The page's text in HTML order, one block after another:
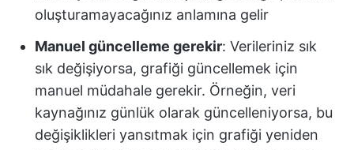
oluşturamayacağınız anlamına gelir
Manuel güncelleme gerekir: Verileriniz sık
sık değişiyorsa, grafiği güncellemek için
manuel müdahale gerekir. Örneğin, veri
kaynağınız günlük olarak güncelleniyorsa, bu
değişiklikleri yansıtmak için grafiği yeniden